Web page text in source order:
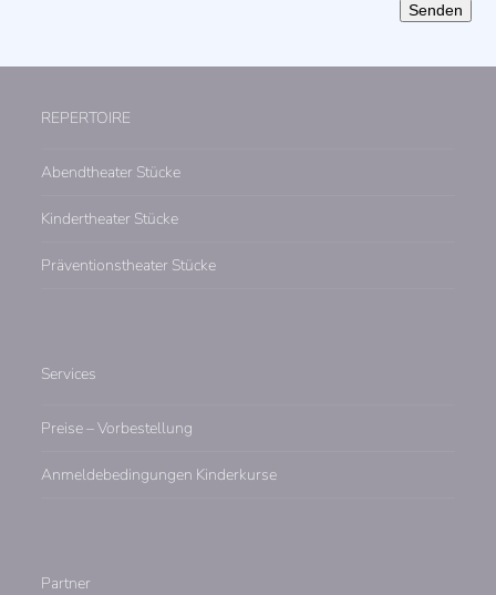
REPERTOIRE
Abendtheater Stücke
Kindertheater Stücke
Präventionstheater Stücke
Services
Preise – Vorbestellung
Anmeldebedingungen Kinderkurse
Partner